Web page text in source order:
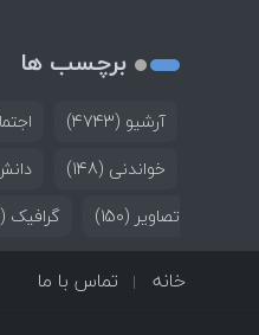
برچسب ها
آرشیو (4743)
خواندنی (148)
تصاویر (150) گرافیک (114)
خانه تماس با ما